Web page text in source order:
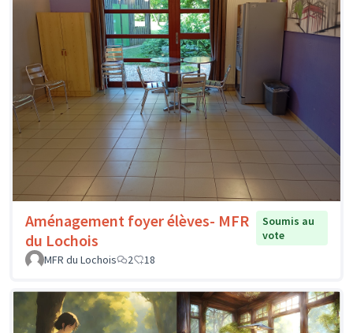
Aménagement foyer élèves- MFR
du Lochois
Soumis au
vote
MFR du Lochois
2 18